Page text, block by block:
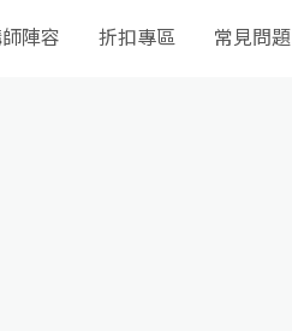
陣容 折扣專區 常見問題